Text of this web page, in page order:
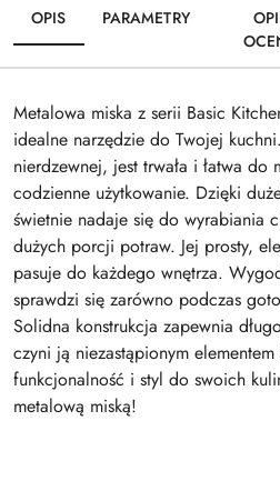
OPIS PARAMETRY
Metalowa miska z serii Basic
idealne narzędzie do Twojej
nierdzewnej, jest trwała i łatwa do
codzienne użytkowanie. Dzięki
świetnie nadaje się do wyrabiania
dużych porcji potraw. Jej prosty,
pasuje do każdego wnętrza.
sprawdzi się zarówno podczas
Solidna konstrukcja zapewnia
czyni ją niezastąpionym
funkcjonalność i styl do swoich
metalową miską!